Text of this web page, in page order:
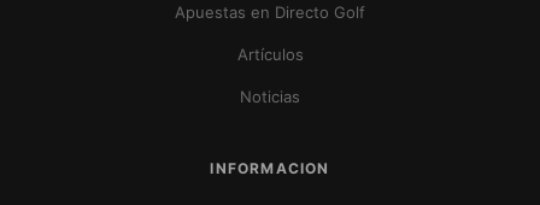
Apuestas en Directo Golf
Artículos
Noticias
INFORMACION